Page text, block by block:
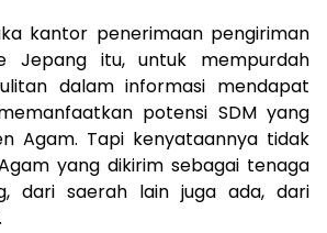
kantor penerimaan pengiriman
Jepang itu, untuk mempurdah
dalam informasi mendapat
potensi SDM yang
Agam. Tapi kenyataannya tidak
yang dikirim sebagai tenaga
dari saerah lain juga ada, dari